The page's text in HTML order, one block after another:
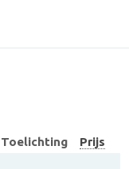
Toelichting
Prijs